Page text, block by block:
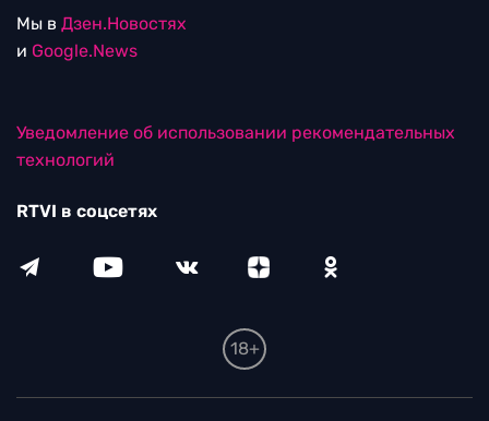
Мы в Дзен.Новостях
и Google.News
Уведомление об использовании рекомендательных
технологий
RTVI в соцсетях
18+